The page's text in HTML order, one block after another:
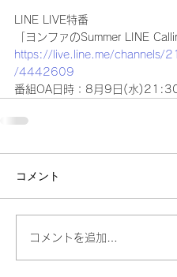
LINE LIVE特番
「ヨンファのSummer LINE
https://live.line.me/channels/
/4442609
番組OA日時：8月9日(水
コメント
コメントを追加…